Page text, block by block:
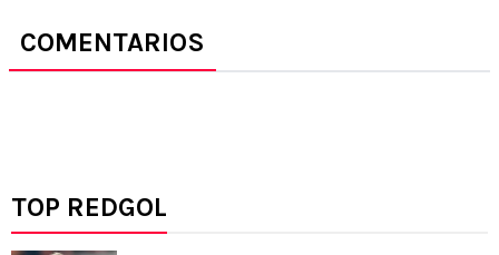
COMENTARIOS
TOP REDGOL